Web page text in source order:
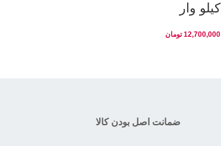
کیلو وار
12,700,000 تومان
ضمانت اصل بودن کالا